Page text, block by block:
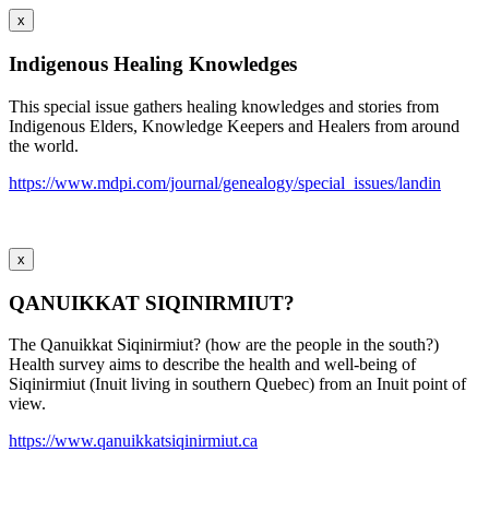
x
Indigenous Healing Knowledges
This special issue gathers healing knowledges and stories from
Indigenous Elders, Knowledge Keepers and Healers from around
the world.
https://www.mdpi.com/journal/genealogy/special_issues/landin
x
QANUIKKAT SIQINIRMIUT?
The Qanuikkat Siqinirmiut? (how are the people in the south?)
Health survey aims to describe the health and well-being of
Siqinirmiut (Inuit living in southern Quebec) from an Inuit point of
view.
https://www.qanuikkatsiqinirmiut.ca